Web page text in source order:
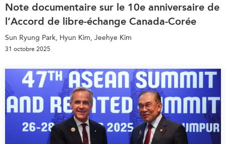
Note documentaire sur le 10e anniversaire de
l’Accord de libre-échange Canada-Corée
Sun Ryung Park, Hyun Kim, Jeehye Kim
31 octobre 2025